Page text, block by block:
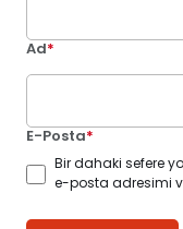
Ad*
E-Posta*
Bir dahaki sefere
e-posta adresimi